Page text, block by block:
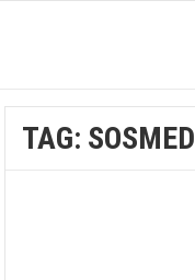
TAG: SOSMED